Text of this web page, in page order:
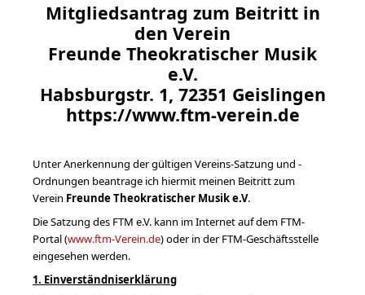
Mitgliedsantrag zum Beitritt in
den Verein
Freunde Theokratischer Musik
e.V.
Habsburgstr. 1, 72351 Geislingen
https://www.ftm-verein.de
Unter Anerkennung der gültigen Vereins-Satzung und -
Ordnungen beantrage ich hiermit meinen Beitritt zum
Verein Freunde Theokratischer Musik e.V.
Die Satzung des FTM e.V. kann im Internet auf dem FTM-
Portal (www.ftm-Verein.de)oder in der FTM-Geschäftsstelle
eingesehen werden.
1. Einverständniserklärung